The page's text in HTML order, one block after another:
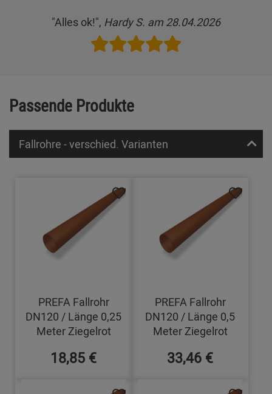
"Alles ok!", Hardy S. am 28.04.2026
Passende Produkte
Fallrohre - verschied. Varianten
PREFA Fallrohr
DN120 / Länge 0,25
Meter Ziegelrot
18,85 €
PREFA Fallrohr
DN120 / Länge 0,5
Meter Ziegelrot
33,46 €